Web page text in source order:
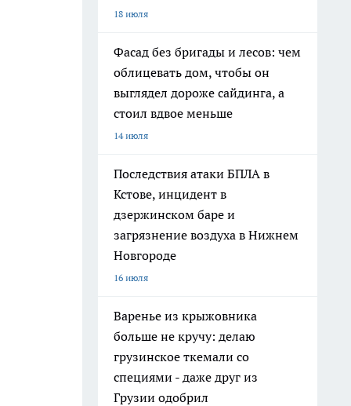
18 июля
Фасад без бригады и лесов: чем
облицевать дом, чтобы он
выглядел дороже сайдинга, а
стоил вдвое меньше
14 июля
Последствия атаки БПЛА в
Кстове, инцидент в
дзержинском баре и
загрязнение воздуха в Нижнем
Новгороде
16 июля
Варенье из крыжовника
больше не кручу: делаю
грузинское ткемали со
специями - даже друг из
Грузии одобрил